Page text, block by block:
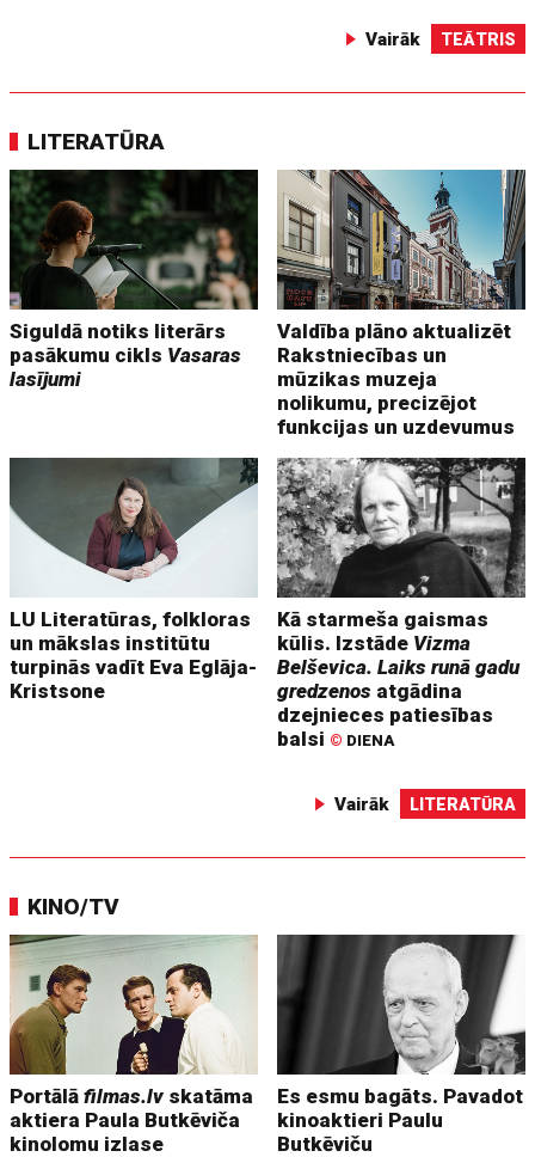
Vairāk TEĀTRIS
LITERATŪRA
Siguldā notiks literārs
pasākumu cikls Vasaras
lasījumi
Valdība plāno aktualizēt
Rakstniecības un
mūzikas muzeja
nolikumu, precizējot
funkcijas un uzdevumus
LU Literatūras, folkloras
un mākslas institūtu
turpinās vadīt Eva Eglāja-
Kristsone
Kā starmeša gaismas
kūlis. Izstāde Vizma
Belševica. Laiks runā gadu
gredzenos atgādina
dzejnieces patiesības
balsi © DIENA
Vairāk LITERATŪRA
KINO/TV
Portālāfilmas.lv skatāma
aktiera Paula Butkēviča
kinolomu izlase
Es esmu bagāts. Pavadot
kinoaktieri Paulu
Butkēviču